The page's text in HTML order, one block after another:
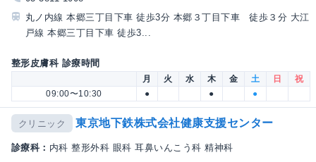
丸ノ内線 本郷三丁目下車 徒歩3分 本郷３丁目下車 徒歩３分 大江
戸線 本郷三丁目下車 徒歩3...
整形皮膚科 診療時間
月 火 水 木 金 土 日
祝
09:00〜10:30
● ● ●
クリニック 東京地下鉄株式会社健康支援センター
診療科： 内科 整形外科 眼科 耳鼻いんこう科 精神科